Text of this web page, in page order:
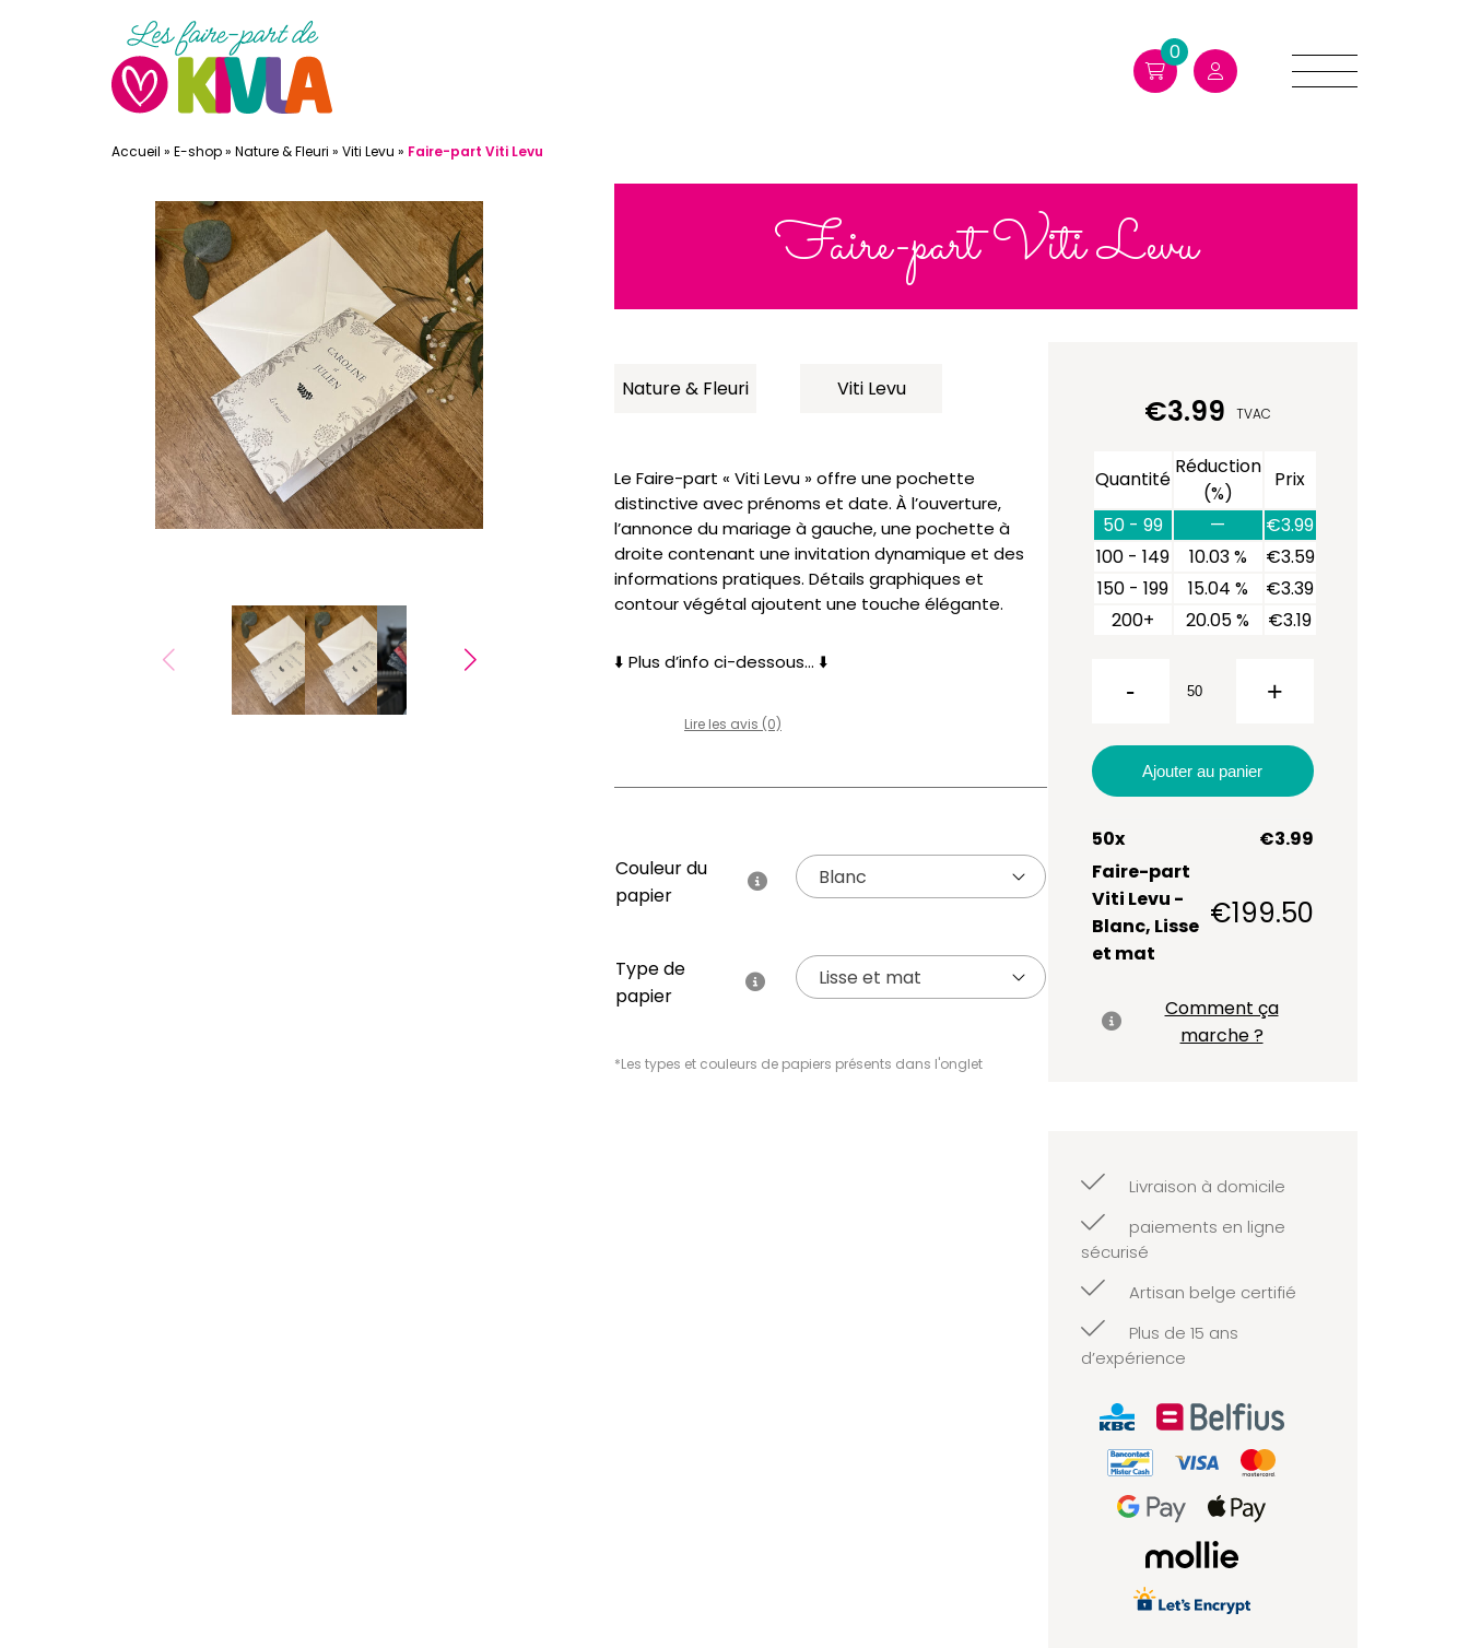
0
Accueil » E-shop» Nature & Fleuri » Viti Levu » Faire-part Viti Levu
Faire-part Viti Levu
Nature & Fleuri Viti Levu
Le Faire-part « Viti Levu » offre une pochette
distinctive avec prénoms et date. À l’ouverture,
l’annonce du mariage à gauche, une pochette à
droite contenant une invitation dynamique et des
informations pratiques. Détails graphiques et
contour végétal ajoutent une touche élégante.
⬇️ Plus d’info ci-dessous… ⬇️
Lire les avis (0)
Couleur du
papier
Blanc
Type de
papier
Lisse et mat
*Les types et couleurs de papiers présents dans l'onglet
€3.99 TVAC
Quantité
Réduction
(%)
Prix
50 - 99
— €3.99
100 - 149
10.03 % €3.59
150 - 199
15.04 % €3.39
200+
20.05 % €3.19
de
part Viti
- +
Ajouter au panier
50x €3.99
Faire-part
Viti Levu -
Blanc, Lisse
et mat
€199.50
Comment ça
marche ?
Livraison à domicile
paiements en ligne
sécurisé
Artisan belge certifié
Plus de 15 ans
d’expérience